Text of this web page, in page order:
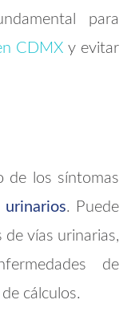
para
CDMX y evitar
de los síntomas
urinarios. Puede
vías urinarias,
de
cálculos.